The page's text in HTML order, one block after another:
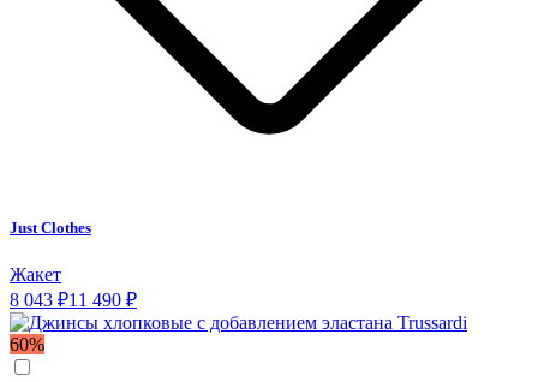
Just Clothes
Жакет
8 043 ₽11 490 ₽
60%